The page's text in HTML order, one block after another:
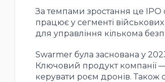
За темпами зростання це IPO
працює у сегменті
для управління кількома
Swarmer була заснована у
Ключовий продукт компанії
керувати роєм дронів. Також